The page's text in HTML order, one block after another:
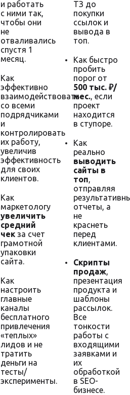
и работать
с ними так,
чтобы они
не
отваливались
спустя 1
месяц.
Как
эффективно
взаимодействовать
со всеми
подрядчиками
и
контролировать
их работу,
увеличив
эффективность
для своих
клиентов.
Как
маркетологу
увеличить
средний
чек за счет
грамотной
упаковки
сайта.
Как
настроить
главные
каналы
бесплатного
привлечения
«теплых»
лидов и не
тратить
деньги на
тесты/
эксперименты.
ТЗ до
покупки
ссылок и
вывода в
топ.
Как быстро
пробить
порог от
500 тыс. ₽/
мес., если
проект
находится
в ступоре.
Как
реально
выводить
сайты в
топ,
отправляя
отчеты, а
не
краснеть
перед
клиентами.
Скрипты
продаж,
презентация
продукта и
шаблоны
рассылок.
Все
тонкости
работы с
входящими
заявками и
их
обработкой
в SEO-
бизнесе.